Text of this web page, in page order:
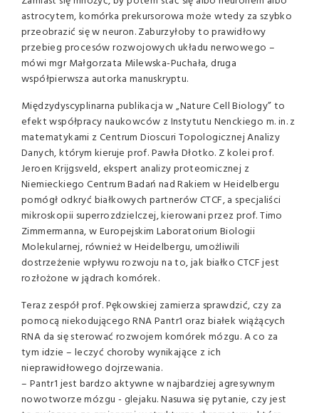
astrocytem, komórka prekursorowa może wtedy za szybko
przeobrazić się w neuron. Zaburzyłoby to prawidłowy
przebieg procesów rozwojowych układu nerwowego –
mówi mgr Małgorzata Milewska-Puchała, druga
współpierwsza autorka manuskryptu.
Międzydyscyplinarna publikacja w „Nature Cell Biology” to
efekt współpracy naukowców z Instytutu Nenckiego m. in. z
matematykami z Centrum Dioscuri Topologicznej Analizy
Danych, którym kieruje prof. Pawła Dłotko. Z kolei prof.
Jeroen Krijgsveld, ekspert analizy proteomicznej z
Niemieckiego Centrum Badań nad Rakiem w Heidelbergu
pomógł odkryć białkowych partnerów CTCF, a specjaliści
mikroskopii superrozdzielczej, kierowani przez prof. Timo
Zimmermanna, w Europejskim Laboratorium Biologii
Molekularnej, również w Heidelbergu, umożliwili
dostrzeżenie wpływu rozwoju na to, jak białko CTCF jest
rozłożone w jądrach komórek.
Teraz zespół prof. Pękowskiej zamierza sprawdzić, czy za
pomocą niekodującego RNA Pantr1 oraz białek wiążących
RNA da się sterować rozwojem komórek mózgu. A co za
tym idzie – leczyć choroby wynikające z ich
nieprawidłowego dojrzewania.
– Pantr1 jest bardzo aktywne w najbardziej agresywnym
nowotworze mózgu - glejaku. Nasuwa się pytanie, czy jest